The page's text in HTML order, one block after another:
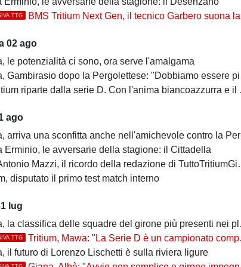
TTG BMS Tritium Next Gen, il tecnico Garbero suona la carica per la prossima stagione: "Dovremo cercare di..."
02 ago
le potenzialità ci sono, ora serve l'amalgama
Gambirasio dopo la Pergolettese: "Dobbiamo essere più cinici"
riparte dalla serie D. Con l'anima biancoazzurra e il cuore di Trezzo sull'Adda
ago
arriva una sconfitta anche nell'amichevole contro la Pergolettese
Erminio, le avversarie della stagione: il Cittadella
Mazzi, il ricordo della redazione di TuttoTritiumGiana
disputato il primo test match interno
lug
la classifica delle squadre del girone più presenti nei playoff
TTG Tritium, Mawa: "La Serie D è un campionato competitivo, ma vogliamo farci rispettare"
il futuro di Lorenzo Lischetti è sulla riviera ligure